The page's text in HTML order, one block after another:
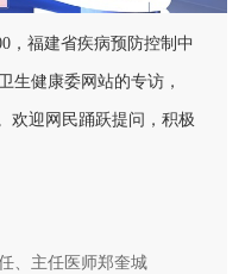
，福建省疾病预防控制中
生健康委网站的专访，
欢迎网民踊跃提问，积极
、主任医师郑奎城